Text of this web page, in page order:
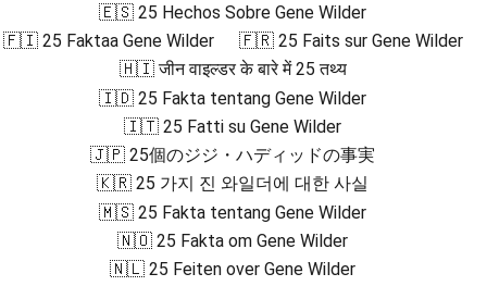
🇪🇸 25 Hechos Sobre Gene Wilder
🇫🇮 25 Faktaa Gene Wilder
🇫🇷 25 Faits sur Gene Wilder
🇭🇮 जीन वाइल्डर के बारे में 25 तथ्य
🇮🇩 25 Fakta tentang Gene Wilder
🇮🇹 25 Fatti su Gene Wilder
🇯🇵 25個のジジ・ハディッドの事実
🇰🇷 25 가지 진 와일더에 대한 사실
🇲🇸 25 Fakta tentang Gene Wilder
🇳🇴 25 Fakta om Gene Wilder
🇳🇱 25 Feiten over Gene Wilder